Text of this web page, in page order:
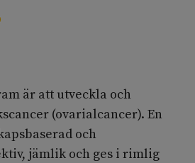
är att utveckla och
(ovarialcancer). En
och
jämlik och ges i rimlig